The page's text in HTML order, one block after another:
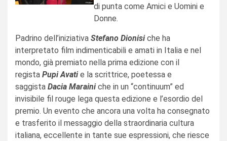
di punta come Amici e Uomini e
Donne.
Padrino dell’iniziativa Stefano Dionisiche ha
interpretato film indimenticabili e amati in Italia e nel
mondo, già premiato nella prima edizione con il
regista Pupi Avatie la scrittrice, poetessa e
saggista Dacia Marainiche in un “continuum” ed
invisibile fil rouge lega questa edizione e l’esordio del
premio. Un evento che ancora una volta ha consegnato
e trasferito il messaggio della straordinaria cultura
italiana, eccellente in tante sue espressioni, che riesce